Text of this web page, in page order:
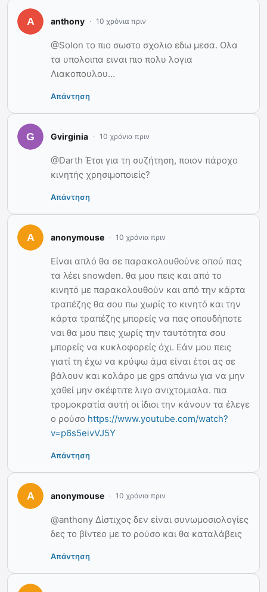
anthony 10 χρόνια πριν
@Solon το πιο σωστο σχολιο εδω μεσα. Ολα
τα υπολοιπα ειναι πιο πολυ λογια
Λιακοπουλου…
Απάντηση
Gvirginia 10 χρόνια πριν
@Darth Έτσι για τη συζήτηση, ποιον πάροχο
κινητής χρησιμοποιείς?
Απάντηση
anonymouse 10 χρόνια πριν
Είναι απλό θα σε παρακολουθούνε οπού πας
τα λέει snowden. θα μου πεις και από το
κινητό με παρακολουθούν και από την κάρτα
τραπέζης θα σου πω χωρίς το κινητό και την
κάρτα τραπέζης μπορείς να πας οπουδήποτε
ναι θα μου πεις χωρίς την ταυτότητα σου
μπορείς να κυκλοφορείς όχι. Εάν μου πεις
γιατί τη έχω να κρύψω άμα είναι έτσι ας σε
βάλουν και κολάρο με gps απάνω για να μην
χαθεί μην σκέφτιτε λιγο ανιχτομιαλα. πια
τρομοκρατία αυτή οι ίδιοι την κάνουν τα έλεγε
ο ρούσο https://www.youtube.com/watch?
v=p6s5eivVJ5Y
Απάντηση
anonymouse 10 χρόνια πριν
@anthony Δίστιχος δεν είναι συνωμοσιολογίες
δες το βίντεο με το ρούσο και θα καταλάβεις
Απάντηση